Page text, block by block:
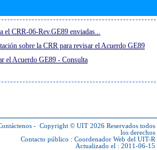
el CRR-06-Rev.GE89 enviadas...
sobre la CRR para revisar el Acuerdo GE89
el Acuerdo GE89 - Consulta
- Copyright © UIT 2026 Reservados todos
los derechos
Contacto público : Coordenador Web del UIT-R
Actualizado el : 2011-06-15